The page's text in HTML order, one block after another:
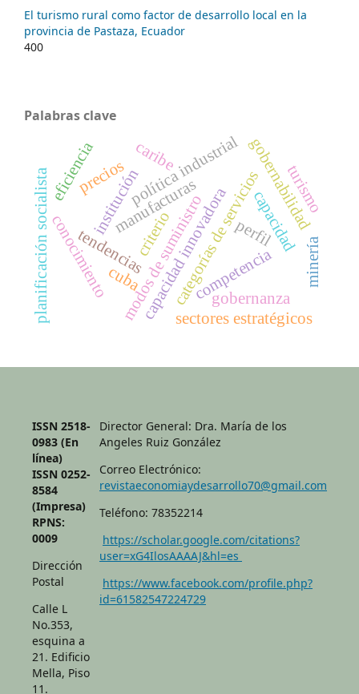
El turismo rural como factor de desarrollo local en la
provincia de Pastaza, Ecuador
400
Palabras clave
categorías de servicios
modos de suministro
tendencias
manufacturas
política industrial
sectores estratégicos
capacidad
capacidad innovadora
conocimiento competencia
gobernabilidad
gobernanza
institución
planificación socialista precios
eficiencia
perfil
caribe
minería
turismo
criterio
cuba
ISSN 2518-
0983 (En
línea)
ISSN 0252-
8584
(Impresa)
RPNS:
0009
Dirección
Postal
Calle L
No.353,
esquina a
21. Edificio
Mella, Piso
11.
Director General: Dra. María de los
Angeles Ruiz González
Correo Electrónico:
revistaeconomiaydesarrollo70@gmail.com
Teléfono: 78352214
https://scholar.google.com/citations?
user=xG4IlosAAAAJ&hl=es
https://www.facebook.com/profile.php?
id=61582547224729